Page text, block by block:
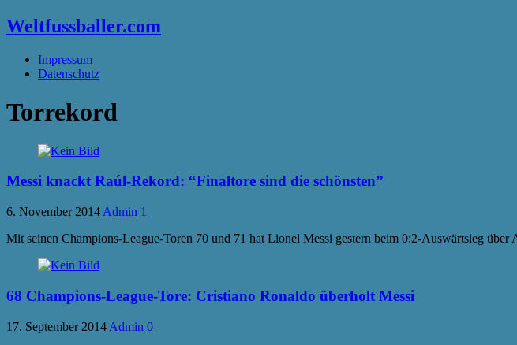
Weltfussballer.com
Impressum
Datenschutz
Torrekord
Messi knackt Raúl-Rekord: “Finaltore sind die schönsten”
6. November 2014 Admin 1
Mit seinen Champions-League-Toren 70 und 71 hat Lionel Messi gestern beim 0:2-Auswärtsieg
68 Champions-League-Tore: Cristiano Ronaldo überholt Messi
17. September 2014 Admin 0